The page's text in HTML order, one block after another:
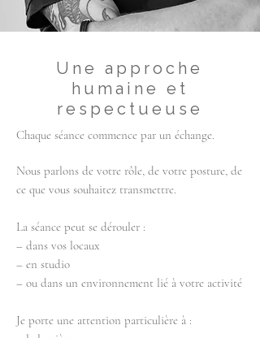
Une approche
humaine et
respectueuse
Chaque séance commence par un échange.
Nous parlons de votre rôle, de votre posture, de
ce que vous souhaitez transmettre.
La séance peut se dérouler :
– dans vos locaux
– en studio
– ou dans un environnement lié à votre activité
Je porte une attention particulière à :